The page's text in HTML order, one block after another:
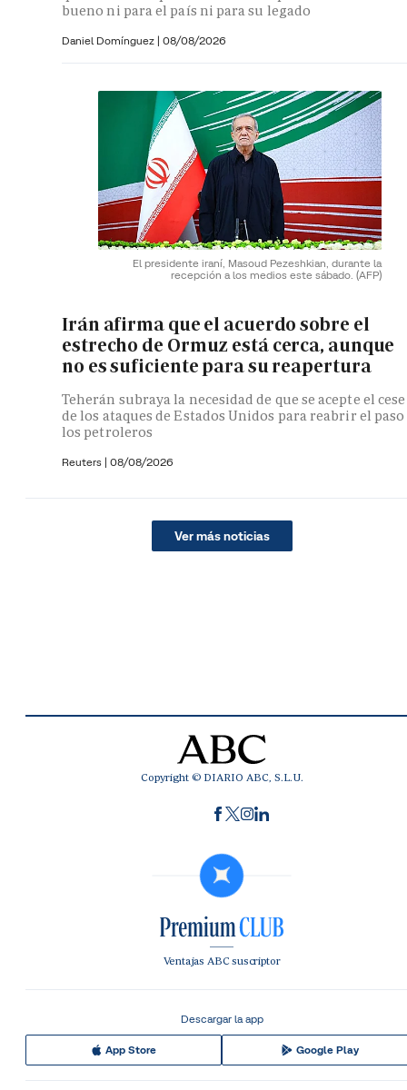
bueno ni para el país ni para su legado
Daniel Domínguez | 08/08/2026
El presidente iraní, Masoud Pezeshkian, durante la
recepción a los medios este sábado. (AFP)
Irán afirma que el acuerdo sobre el
estrecho de Ormuz está cerca, aunque
no es suficiente para su reapertura
Teherán subraya la necesidad de que se acepte el cese
de los ataques de Estados Unidos para reabrir el paso
los petroleros
Reuters | 08/08/2026
Ver más noticias
Copyright © DIARIO ABC, S.L.U.
Ventajas ABC suscriptor
Descargar la app
App Store Google Play